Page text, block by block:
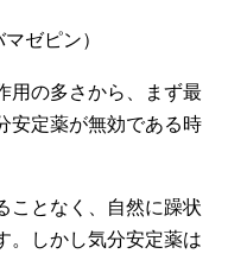
ゼピン）
用の多さから、まず最
安定薬が無効である時
ことなく、自然に躁状
。しかし気分安定薬は